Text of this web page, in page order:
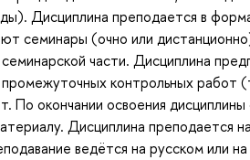
Дисциплина преподается в
семинары (очно или
части. Дисциплина
контрольных
окончании освоения
Дисциплина преподается
ведётся на русском или